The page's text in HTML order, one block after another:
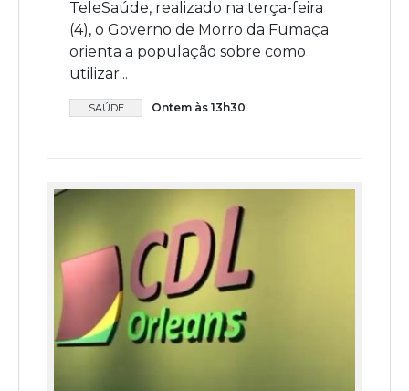
TeleSaúde, realizado na terça-feira
(4), o Governo de Morro da Fumaça
orienta a população sobre como
utilizar...
SAÚDE Ontem às 13h30